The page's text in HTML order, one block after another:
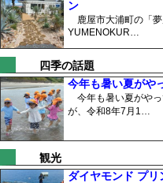
ン
鹿屋市大浦町の「
YUMENOKUR…
四季の話題
今年も暑い夏がや
今年も暑い夏がやっ
が、令和8年7月1…
観光
ダイヤモンド プ